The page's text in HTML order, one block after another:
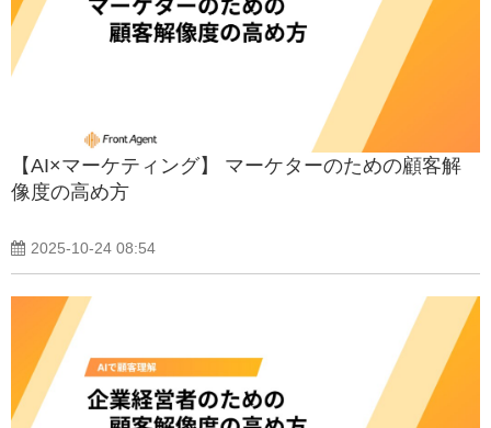
【AI×マーケティング】 マーケターのための顧客解
像度の高め方
2025-10-24 08:54